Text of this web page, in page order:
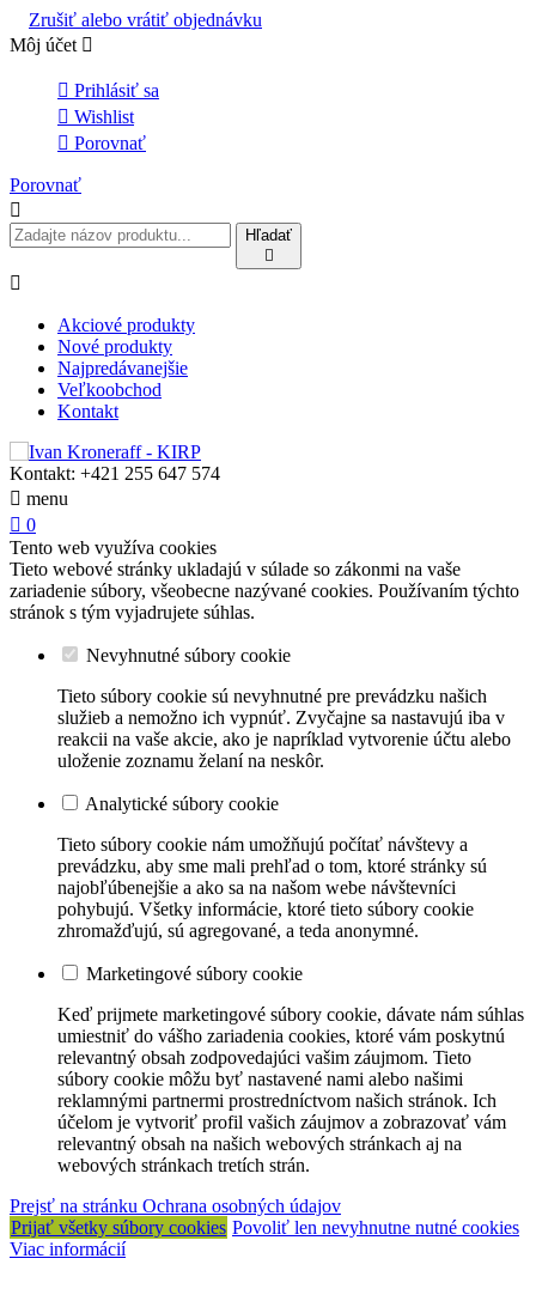
Zrušiť alebo vrátiť objednávku
Môj účet 
 Prihlásiť sa
 Wishlist
 Porovnať
Porovnať

Hľadať


Akciové produkty
Nové produkty
Najpredávanejšie
Veľkoobchod
Kontakt
Kontakt: +421 255 647 574
 menu
 0
Tento web využíva cookies
Tieto webové stránky ukladajú v súlade so zákonmi na vaše
zariadenie súbory, všeobecne nazývané cookies. Používaním týchto
stránok s tým vyjadrujete súhlas.
Nevyhnutné súbory cookie
Tieto súbory cookie sú nevyhnutné pre prevádzku našich
služieb a nemožno ich vypnúť. Zvyčajne sa nastavujú iba v
reakcii na vaše akcie, ako je napríklad vytvorenie účtu alebo
uloženie zoznamu želaní na neskôr.
Analytické súbory cookie
Tieto súbory cookie nám umožňujú počítať návštevy a
prevádzku, aby sme mali prehľad o tom, ktoré stránky sú
najobľúbenejšie a ako sa na našom webe návštevníci
pohybujú. Všetky informácie, ktoré tieto súbory cookie
zhromažďujú, sú agregované, a teda anonymné.
Marketingové súbory cookie
Keď prijmete marketingové súbory cookie, dávate nám súhlas
umiestniť do vášho zariadenia cookies, ktoré vám poskytnú
relevantný obsah zodpovedajúci vašim záujmom. Tieto
súbory cookie môžu byť nastavené nami alebo našimi
reklamnými partnermi prostredníctvom našich stránok. Ich
účelom je vytvoriť profil vašich záujmov a zobrazovať vám
relevantný obsah na našich webových stránkach aj na
webových stránkach tretích strán.
Prejsť na stránku Ochrana osobných údajov
Prijať všetky súbory cookies Povoliť len nevyhnutne nutné cookies
Viac informácií